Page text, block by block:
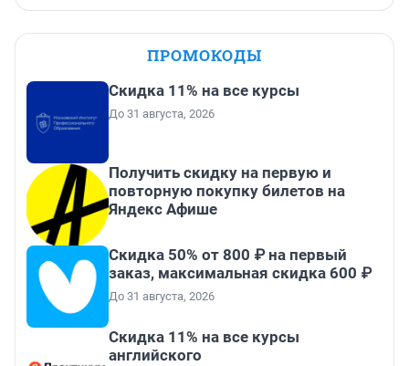
ПРОМОКОДЫ
Скидка 11% на все курсы
До 31 августа, 2026
Получить скидку на первую и
повторную покупку билетов на
Яндекс Афише
Скидка 50% от 800 ₽ на первый
заказ, максимальная скидка 600 ₽
До 31 августа, 2026
Скидка 11% на все курсы
английского